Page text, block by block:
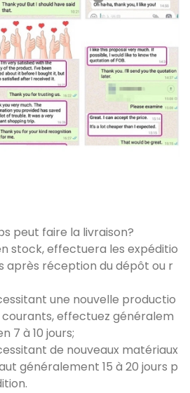
peut faire la livraison?
stock, effectuera les expéditio
après réception du dépôt ou r
une nouvelle productio
effectuez généralem
7 à 10 jours;
de nouveaux matériaux
généralement 15 à 20 jours p